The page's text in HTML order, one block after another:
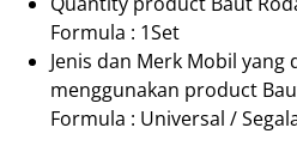
Formula : 1Set
Jenis dan Merk Mobil yang
menggunakan product
Formula : Universal /